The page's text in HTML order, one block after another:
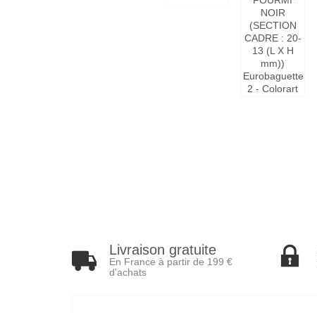
Livraison gratuite
En France à partir de 199 €
d'achats